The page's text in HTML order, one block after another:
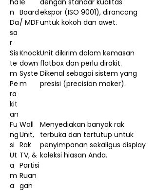
n
Da
sa
r
Board
/ MDF
ekspor (ISO 9001), dirancang
untuk kokoh dan awet.
Sis
te
m
Pe
ra
kit
an
Knock
down
Syste
m
Unit dikirim dalam kemasan
flatbox dan perlu dirakit.
Dikenal sebagai sistem yang
presisi (precision maker).
Fu
ng
si
Ut
a
m
a
Wall
Unit,
Rak
TV, &
Partisi
Ruan
gan
Menyediakan banyak rak
terbuka dan tertutup untuk
penyimpanan sekaligus display
koleksi hiasan Anda.